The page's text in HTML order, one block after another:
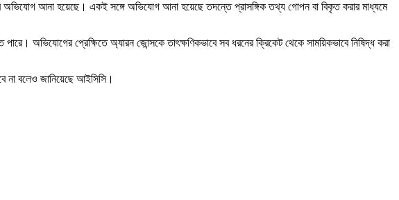
অভিযোগ আনা হয়েছে। একই সঙ্গে অভিযোগ আনা হয়েছে তদন্তে প্রাসঙ্গিক তথ্য গোপন বা বিকৃত করার মাধ্যমে
অভিযোগের প্রেক্ষিতে অ্যারন জোন্সকে তাৎক্ষণিকভাবে সব ধরনের ক্রিকেট থেকে সাময়িকভাবে নিষিদ্ধ করা
না বলেও জানিয়েছে আইসিসি।